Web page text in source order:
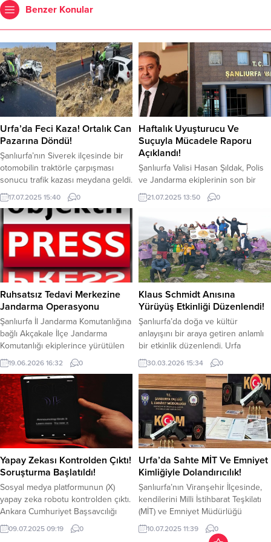
Benzer Konular
Urfa’da Feci Kaza! Ortalık Can
Pazarına Döndü!
Şanlıurfa’nın Siverek ilçesinde bir
otomobilin traktörle çarpışması
sonucu trafik kazası meydana geldi.
Meydana gelen kaza da 1 kişi
hayatını kaybetti, 2 kişi yaralandı.
Kaza, Halil Koçyiğit (42),
hakimiyetindeki 61 RA 327
plakalı otomobil ile İbrahim
Karakaya’nın (62) sürdüğü 33 ACS
134 plakalı traktörle çarpışması
sonucu meydana geldi. Kazayı
görenlerin ihbarı üzerine olay
yerine çok...
17.07.2025 15:40 0
Haftalık Uyuşturucu Ve
Suçuyla Mücadele Raporu
Açıklandı!
Şanlıurfa Valisi Hasan Şıldak, Polis
ve Jandarma ekiplerinin son bir
haftada uyuşturucu ile mücadele
verileri açıklandı. Şıldak, Polis ve
Jandarma ekiplerinin son bir
haftada uyuşturucu ile mücadele
verileri açıklandı. Son bir haftada
yapılan çalışmalar neticesinde; 1
Gram Skunk, 286 Gram Esrar, 126
Gram Metamfetamin, 5 Kg 90 Gram
Bonzai, 22...
21.07.2025 13:50 0
Ruhsatsız Tedavi Merkezine
Jandarma Operasyonu
Şanlıurfa İl Jandarma Komutanlığına
bağlı Akçakale İlçe Jandarma
Komutanlığı ekiplerince yürütülen
çalışmalar kapsamında, Akçakale
ilçesinde ruhsatsız olarak bel fıtığı
ile kırık-çıkık tedavisi yaptığı
belirlenen bir adrese operasyon
düzenlendi. Gerçekleştirilen
operasyonel faaliyet sonucunda
adreste yapılan aramalarda çok
sayıda tıbbi materyal, tedavide
kullanılan çeşitli aparatlar ve bitkisel
ilaç ele geçirildi. Olayla ilgili...
19.06.2026 16:32 0
Klaus Schmidt Anısına
Yürüyüş Etkinliği Düzenlendi!
Şanlıurfa’da doğa ve kültür
anlayışını bir araya getiren anlamlı
bir etkinlik düzenlendi. Urfa
Trekking Dağcılık ve Doğa Sporları
Grubu ile Urbit Bisiklet Spor
Kulübü’nün ortaklaşa
gerçekleştirdiği yürüyüş etkinliği,
Klaus Schmidt anısına düzenlendi.
Dünyanın en eski tapınak
kompleksi olarak benimsenen
Göbekli Tepe’nin gün yüzüne
çıkarılmasında büyük emeği
bulunan Prof. Dr. Klaus...
30.03.2026 15:34 0
Yapay Zekası Kontrolden Çıktı!
Soruşturma Başlatıldı!
Sosyal medya platformunun (X)
yapay zeka robotu kontrolden çıktı.
Ankara Cumhuriyet Başsavcılığı
soruşturma başlattı. Yapay zeka
robotu Grok, Dünya’da ve
09.07.2025 09:19 0
Urfa’da Sahte MİT Ve Emniyet
Kimliğiyle Dolandırıcılık!
Şanlıurfa’nın Viranşehir İlçesinde,
kendilerini Milli İstihbarat Teşkilatı
(MİT) ve Emniyet Müdürlüğü
mensubu olarak tanıtarak
dolandırıcılık yapan 2 şüpheli şahıs
10.07.2025 11:39 0